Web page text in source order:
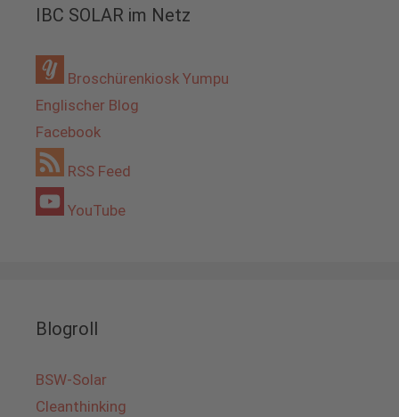
IBC SOLAR im Netz
Broschürenkiosk Yumpu
Englischer Blog
Facebook
RSS Feed
YouTube
Blogroll
BSW-Solar
Cleanthinking